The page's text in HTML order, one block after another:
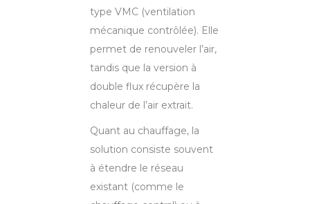
type VMC (ventilation
mécanique contrôlée). Elle
permet de renouveler l’air,
tandis que la version à
double flux récupère la
chaleur de l’air extrait.
Quant au chauffage, la
solution consiste souvent
à étendre le réseau
existant (comme le